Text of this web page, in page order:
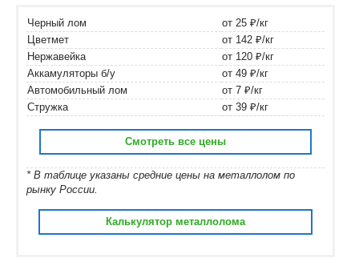
Черный лом
от 25 ₽/кг
Цветмет
от 142 ₽/кг
Нержавейка
от 120 ₽/кг
Аккамуляторы б/у
от 49 ₽/кг
Автомобильный лом
от 7 ₽/кг
Стружка
от 39 ₽/кг
Смотреть все цены
* В таблице указаны средние цены на металлолом по
рынку России.
Калькулятор металлолома